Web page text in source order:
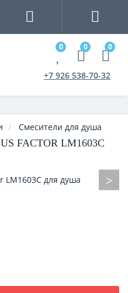
0 0 0
+7 926 538-70-32
Смесители для душа
FACTOR LM1603C